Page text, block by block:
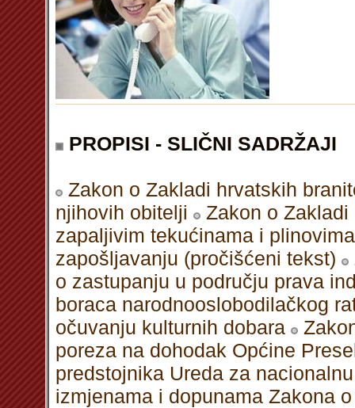
PROPISI - SLIČNI SADRŽAJI
Zakon o Zakladi hrvatskih
njihovih obitelji
Zakon o
zapaljivim tekućinama i plinovima
zapošljavanju (pročišćeni tekst)
o zastupanju u području prava
boraca narodnooslobodilačkog
očuvanju kulturnih dobara
poreza na dohodak Općine
predstojnika Ureda za
izmjenama i dopunama Zakona